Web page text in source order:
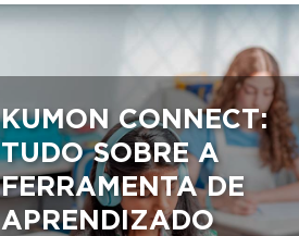
KUMON CONNECT:
TUDO SOBRE A
FERRAMENTA DE
APRENDIZADO